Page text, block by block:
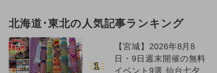
北海道･東北の人気記事ランキング
1
【宮城】2026年8月8
日・9日週末開催の無料
イベント9選 仙台七夕